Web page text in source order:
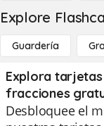
Explore
Guardería
Explora
fracciones
Desbloquee el